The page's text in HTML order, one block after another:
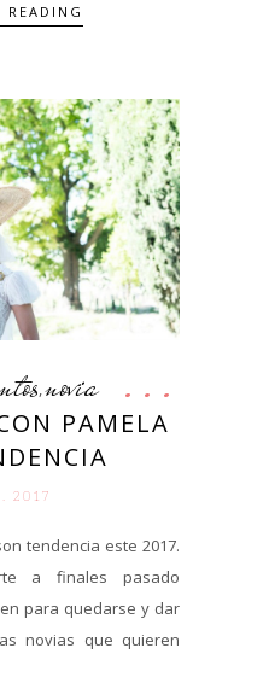
READING
,novia
PAMELA
2017
tendencia este 2017.
a finales pasado
para quedarse y dar
novias que quieren